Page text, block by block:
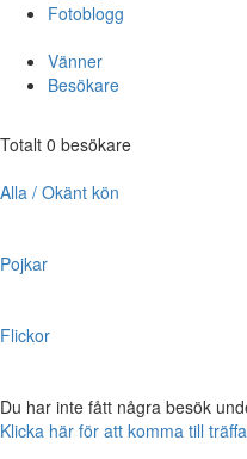
Fotoblogg
Vänner
Besökare
Totalt 0 besökare
Alla / Okänt kön
Pojkar
Flickor
Du har inte fått några besök
Klicka här för att komma till